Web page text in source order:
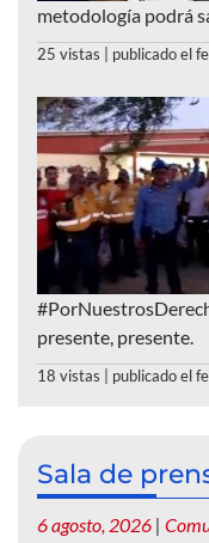
metodología podrá
25 vistas publicado el
presente, presente.
18 vistas publicado el
Sala de
6 agosto, 2026 |